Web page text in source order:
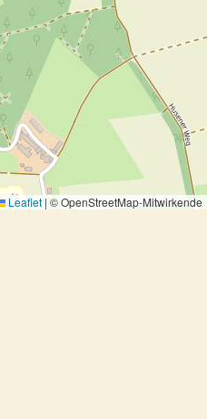
Leaflet | © OpenStreetMap-Mitwirkende